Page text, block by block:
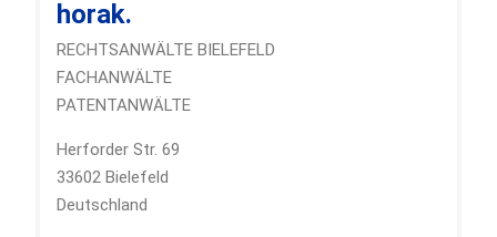
horak.
RECHTSANWÄLTE BIELEFELD
FACHANWÄLTE
PATENTANWÄLTE
Herforder Str. 69
33602 Bielefeld
Deutschland